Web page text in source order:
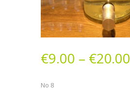
€9.00 – €20.00
Νο 8